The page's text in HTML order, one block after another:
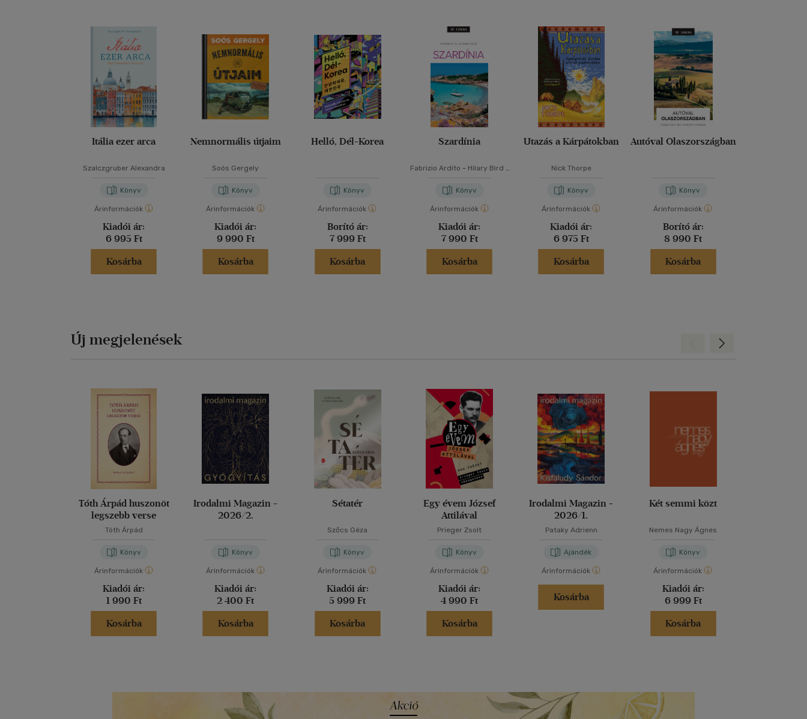
Itália ezer arca
Szalczgruber Alexandra
Könyv
Árinformációk
Kiadói ár:
6 995 Ft
Kosárba
Nemnormális útjaim
Soós Gergely
Könyv
Árinformációk
Kiadói ár:
9 990 Ft
Kosárba
Helló, Dél-Korea
Könyv
Árinformációk
Borító ár:
7 999 Ft
Kosárba
Szardínia
Fabrizio Ardito - Hilary Bird -
Voormei
Könyv
Árinformációk
Kiadói ár:
7 990 Ft
Kosárba
Utazás a Kárpátokban
Nick Thorpe
Könyv
Árinformációk
Kiadói ár:
6 975 Ft
Kosárba
Autóval Olaszországban
Könyv
Árinformációk
Borító ár:
8 990 Ft
Kosárba
Új megjelenések
Tóth Árpád huszonöt
legszebb verse
Tóth Árpád
Könyv
Árinformációk
Kiadói ár:
1 990 Ft
Kosárba
Irodalmi Magazin -
2026/2.
Könyv
Árinformációk
Kiadói ár:
2 400 Ft
Kosárba
Sétatér
Szőcs Géza
Könyv
Árinformációk
Kiadói ár:
5 999 Ft
Kosárba
Egy évem József
Attilával
Prieger Zsolt
Könyv
Árinformációk
Kiadói ár:
4 990 Ft
Kosárba
Irodalmi Magazin -
2026/1.
Pataky Adrienn
Ajándék
Árinformációk
Kosárba
Két semmi közt
Nemes Nagy Ágnes
Könyv
Árinformációk
Kiadói ár:
6 999 Ft
Kosárba
Előre